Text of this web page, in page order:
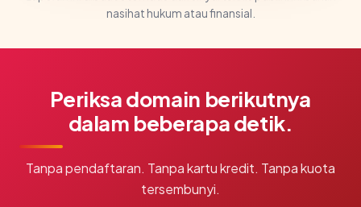
nasihat hukum atau finansial.
Periksa domain berikutnya
dalam beberapa detik.
Tanpa pendaftaran. Tanpa kartu kredit. Tanpa kuota
tersembunyi.